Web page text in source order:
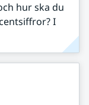
hur ska du
I